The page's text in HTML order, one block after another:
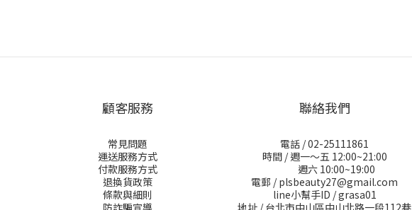
顧客服務
常見問題
運送服務方式
付款服務方式
退換貨政策
條款與細則
防詐騙宣導
聯絡我們
電話 / 02-25111861
時間 / 週一～五 12:00~21:00
週六 10:00~19:00
電郵 / plsbeauty27@gmail.com
line小幫手ID / grasa01
地址 / 台北市中山區中山北路一段112巷